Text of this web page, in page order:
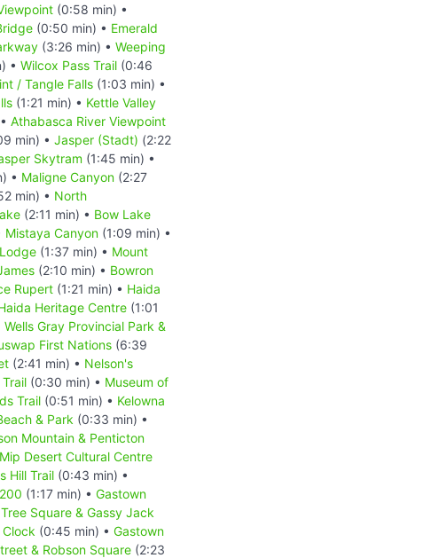
(0:58 min) •
(0:50 min) • Emerald
(3:26 min) • Weeping
• Wilcox Pass Trail (0:46
/ Tangle Falls (1:03 min) •
(1:21 min) • Kettle Valley
Athabasca River Viewpoint
min) • Jasper (Stadt) (2:22
Skytram (1:45 min) •
• Maligne Canyon (2:27
min) • North
(2:11 min) • Bow Lake
Mistaya Canyon (1:09 min) •
(1:37 min) • Mount
(2:10 min) • Bowron
Rupert (1:21 min) • Haida
Heritage Centre (1:01
Wells Gray Provincial Park &
First Nations (6:39
(2:41 min) • Nelson's
(0:30 min) • Museum of
Trail (0:51 min) • Kelowna
& Park (0:33 min) •
Mountain & Penticton
Desert Cultural Centre
Hill Trail (0:43 min) •
(1:17 min) • Gastown
Square & Gassy Jack
(0:45 min) • Gastown
& Robson Square (2:23